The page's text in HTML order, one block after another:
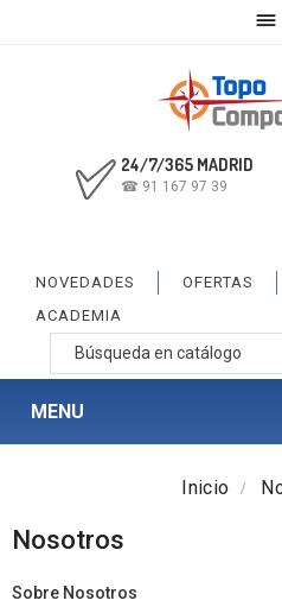

24/7/365 MADRID
☎ 91 167 97 39
NOVEDADES OFERTAS
ACADEMIA
MENU
Inicio
Nosotros
Sobre Nosotros